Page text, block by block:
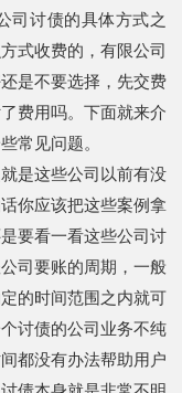
司讨债的具体方式之
式收费的，有限公司
是不要选择，先交费
费用吗。下面就来介
常见问题。
是这些公司以前有没
你应该把这些案例拿
要看一看这些公司讨
司要账的周期，一般
的时间范围之内就可
讨债的公司业务不纯
都没有办法帮助用户